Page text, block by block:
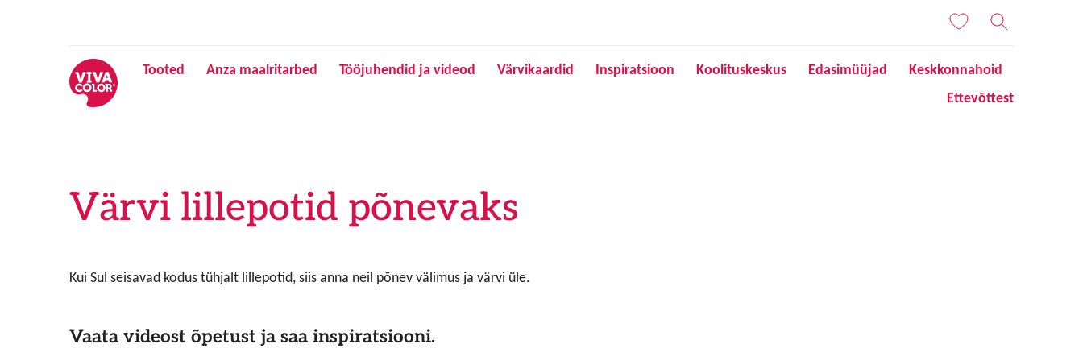
Tooted Anza maalritarbed Tööjuhendid ja videod Värvikaardid Inspiratsioon Koolituskeskus Edasimüüjad
Keskkonnahoid
Ettevõttest
Värvi lillepotid põnevaks
Kui Sul seisavad kodus tühjalt lillepotid, siis anna neil põnev välimus ja värvi üle.
Vaata videost õpetust ja saa inspiratsiooni.